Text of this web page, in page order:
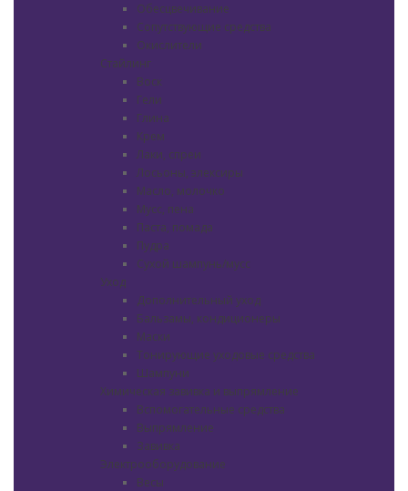
Обесцвечивание
Сопутствующие средства
Окислители
Стайлинг
Воск
Гели
Глина
Крем
Лаки, спреи
Лосьоны, элексиры
Масло, молочко
Мусс, пена
Паста, помада
Пудра
Сухой шампунь/мусс
Уход
Дополнительный уход
Бальзамы, кондиционеры
Маски
Тонирующие уходовые средства
Шампуни
Химическая завивка и выпрямление
Вспомогательные средства
Выпрямление
Завивка
Электрооборудование
Весы